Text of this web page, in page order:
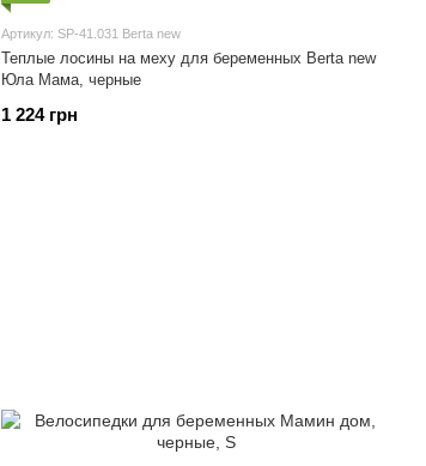
Артикул: SP-41.031 Berta new
Теплые лосины на меху для беременных Berta new
Юла Мама, черные
1 224 грн